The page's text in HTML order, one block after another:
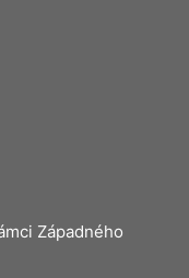
Západného